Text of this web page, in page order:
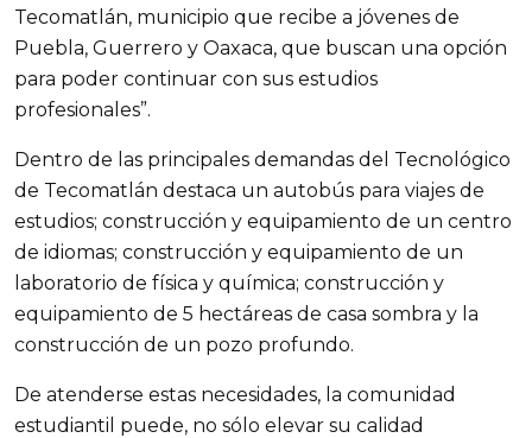
Tecomatlán, municipio que recibe a jóvenes de
Puebla, Guerrero y Oaxaca, que buscan una opción
para poder continuar con sus estudios
profesionales”.
Dentro de las principales demandas del Tecnológico
de Tecomatlán destaca un autobús para viajes de
estudios; construcción y equipamiento de un centro
de idiomas; construcción y equipamiento de un
laboratorio de física y química; construcción y
equipamiento de 5 hectáreas de casa sombra y la
construcción de un pozo profundo.
De atenderse estas necesidades, la comunidad
estudiantil puede, no sólo elevar su calidad